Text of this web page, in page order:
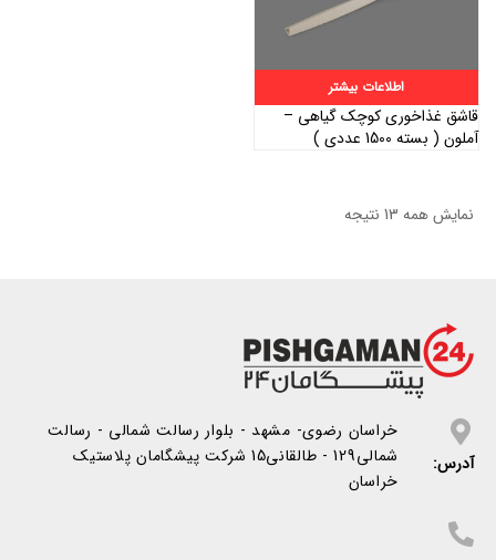
اطلاعات بیشتر
قاشق غذاخوری کوچک گیاهی –
آملون ( بسته 1500 عددی )
نمایش همه 13 نتیجه
آدرس:
خراسان رضوی- مشهد - بلوار رسالت شمالی - رسالت
شمالی129 - طالقانی15 شرکت پیشگامان پلاستیک
خراسان